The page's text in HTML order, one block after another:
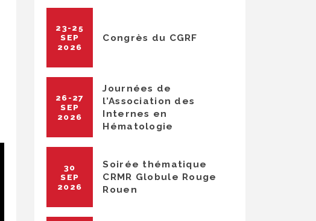
23-25
SEP
2026
Congrès du CGRF
26-27
SEP
2026
Journées de
l’Association des
Internes en
Hématologie
30
SEP
2026
Soirée thématique
CRMR Globule Rouge
Rouen